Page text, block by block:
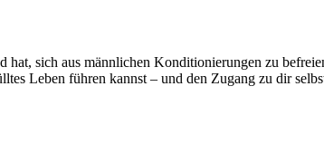
sich aus männlichen Konditionierungen zu
Leben führen kannst – und den Zugang zu dir